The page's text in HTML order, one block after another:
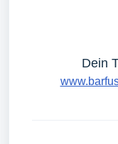
Dein